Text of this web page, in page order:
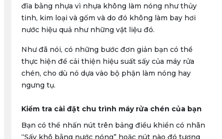
đĩa bằng nhựa vì nhựa không làm nóng như thủy
tinh, kim loại và gốm và do đó không làm bay hơi
nước hiệu quả như những vật liệu đó.
Như đã nói, có những bước đơn giản bạn có thể
thực hiện để cải thiện hiệu suất sấy của máy rửa
chén, cho dù nó dựa vào bộ phận làm nóng hay
ngưng tụ.
Kiểm tra cài đặt chu trình máy rửa chén của bạn
Bạn có thể nhấn nút trên bảng điều khiển có nhãn
“Sấy khô bằng nước nóng” hoặc nút nào đó tương